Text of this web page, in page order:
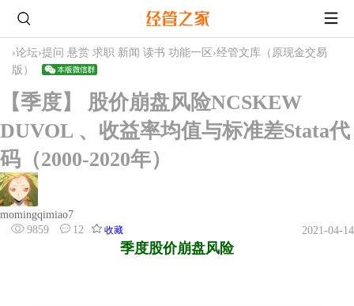
›论坛›提问 悬赏 求职 新闻 读书 功能一区 ›经管文库（原现金交易
版）
【季度】 股价崩盘风险NCSKEW
DUVOL 、收益率均值与标准差Stata代
码（2000-2020年）
momingqimiao7
9859
12 收藏 2021-04-14
季度股价崩盘风险